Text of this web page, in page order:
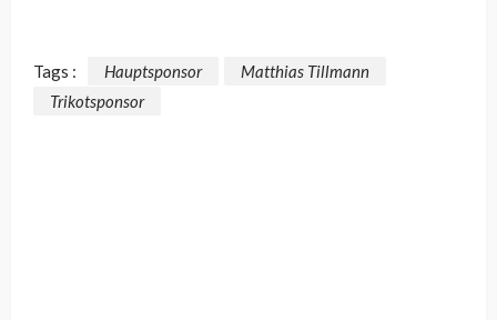
Tags : Hauptsponsor
Matthias Tillmann
Trikotsponsor